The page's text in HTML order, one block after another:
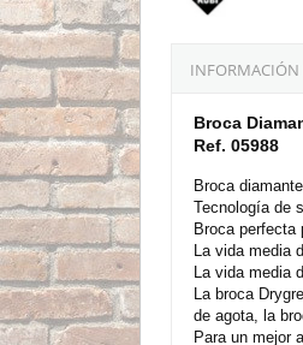
INFORMACIÓN
Broca
Ref. 05988
Broca
Tecnología de
Broca perfecta
La vida media
La vida media
La broca
de agota, la
Para un mejor